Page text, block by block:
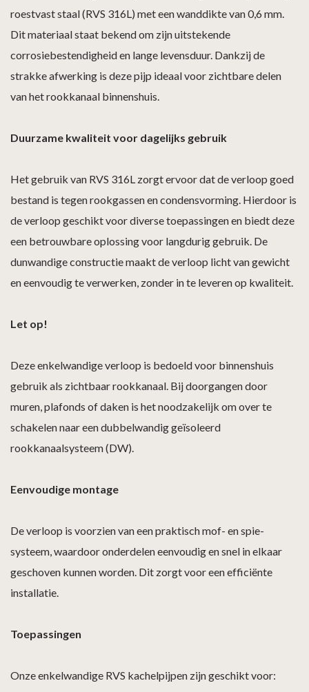
roestvast staal (RVS 316L) met een wanddikte van 0,6 mm.
Dit materiaal staat bekend om zijn uitstekende
corrosiebestendigheid en lange levensduur. Dankzij de
strakke afwerking is deze pijp ideaal voor zichtbare delen
van het rookkanaal binnenshuis.
Duurzame kwaliteit voor dagelijks gebruik
Het gebruik van RVS 316L zorgt ervoor dat de verloop goed
bestand is tegen rookgassen en condensvorming. Hierdoor is
de verloop geschikt voor diverse toepassingen en biedt deze
een betrouwbare oplossing voor langdurig gebruik. De
dunwandige constructie maakt de verloop licht van gewicht
en eenvoudig te verwerken, zonder in te leveren op kwaliteit.
Let op!
Deze enkelwandige verloop is bedoeld voor binnenshuis
gebruik als zichtbaar rookkanaal. Bij doorgangen door
muren, plafonds of daken is het noodzakelijk om over te
schakelen naar een dubbelwandig geïsoleerd
rookkanaalsysteem (DW).
Eenvoudige montage
De verloop is voorzien van een praktisch mof- en spie-
systeem, waardoor onderdelen eenvoudig en snel in elkaar
geschoven kunnen worden. Dit zorgt voor een efficiënte
installatie.
Toepassingen
Onze enkelwandige RVS kachelpijpen zijn geschikt voor: